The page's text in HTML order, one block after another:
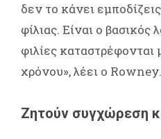
δεν το κάνει
φίλιας. Είναι ο βασικός
φιλίες
χρόνου», λέει ο Rowney.
Ζητούν συγχώρεση